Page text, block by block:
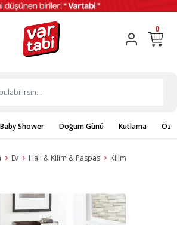
0
Baby Shower Doğum Günü Kutlama
Ev Halı & Kilim & Paspas Kilim